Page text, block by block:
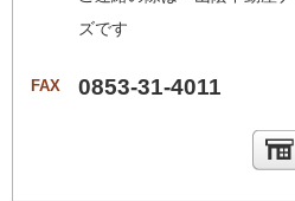
ズです
FAX 0853-31-4011